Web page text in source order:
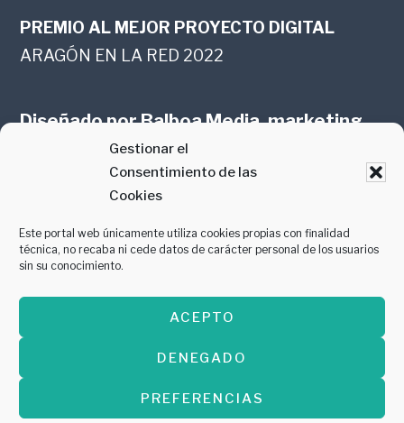
Gestionar el
Consentimiento de las
Cookies
Este portal web únicamente utiliza cookies propias con finalidad
técnica, no recaba ni cede datos de carácter personal de los usuarios
sin su conocimiento.
ACEPTO
DENEGADO
PREFERENCIAS
PREMIO AL MEJOR PROYECTO DIGITAL
ARAGÓN EN LA RED 2022
Diseñado porBalboa Media, marketing
online en Zaragoza
PREMIO AL MEJOR CONTENIDO
GASTROMANÍA 2018
Copyright © 2026 ·Diseñado porBalboa